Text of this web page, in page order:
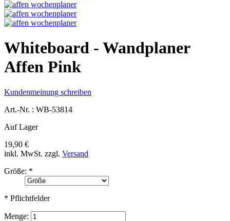
Whiteboard - Wandplaner
Affen Pink
Kundenmeinung schreiben
Art.-Nr. : WB-53814
Auf Lager
19,90 €
inkl. MwSt. zzgl. Versand
Größe: *
* Pflichtfelder
Menge: